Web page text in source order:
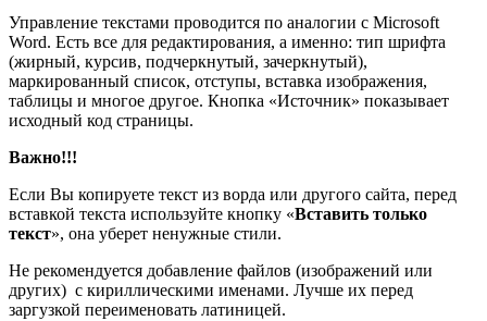
Управление текстами проводится по аналогии с Microsoft
Word. Есть все для редактирования, а именно: тип шрифта
(жирный, курсив, подчеркнутый, зачеркнутый),
маркированный список, отступы, вставка изображения,
таблицы и многое другое. Кнопка «Источник» показывает
исходный код страницы.
Важно!!!
Если Вы копируете текст из ворда или другого сайта, перед
вставкой текста используйте кнопку «Вставить только
текст», она уберет ненужные стили.
Не рекомендуется добавление файлов (изображений или
других) с кириллическими именами. Лучше их перед
заргузкой переименовать латиницей.